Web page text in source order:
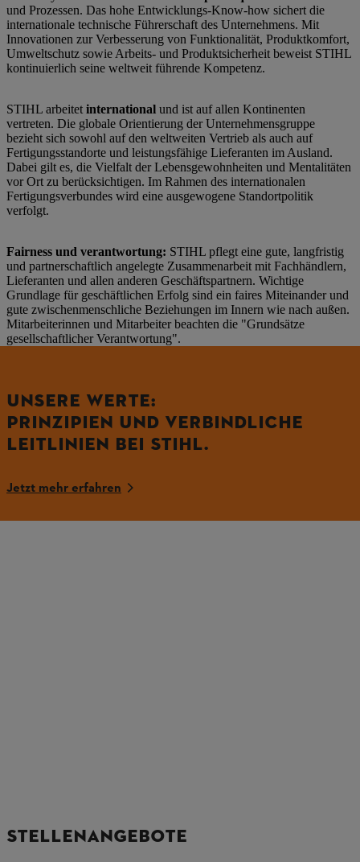
und Prozessen. Das hohe Entwicklungs-Know-how sichert die
internationale technische Führerschaft des Unternehmens. Mit
Innovationen zur Verbesserung von Funktionalität, Produktkomfort,
Umweltschutz sowie Arbeits- und Produktsicherheit beweist STIHL
kontinuierlich seine weltweit führende Kompetenz.
STIHL arbeitet international und ist auf allen Kontinenten
vertreten. Die globale Orientierung der Unternehmensgruppe
bezieht sich sowohl auf den weltweiten Vertrieb als auch auf
Fertigungsstandorte und leistungsfähige Lieferanten im Ausland.
Dabei gilt es, die Vielfalt der Lebensgewohnheiten und Mentalitäten
vor Ort zu berücksichtigen. Im Rahmen des internationalen
Fertigungsverbundes wird eine ausgewogene Standortpolitik
verfolgt.
Fairness und verantwortung: STIHL pflegt eine gute, langfristig
und partnerschaftlich angelegte Zusammenarbeit mit Fachhändlern,
Lieferanten und allen anderen Geschäftspartnern. Wichtige
Grundlage für geschäftlichen Erfolg sind ein faires Miteinander und
gute zwischenmenschliche Beziehungen im Innern wie nach außen.
Mitarbeiterinnen und Mitarbeiter beachten die "Grundsätze
gesellschaftlicher Verantwortung".
UNSERE WERTE:
PRINZIPIEN UND VERBINDLICHE
LEITLINIEN BEI STIHL.
Jetzt mehr erfahren
STELLENANGEBOTE